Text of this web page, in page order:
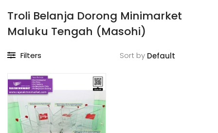
Troli Belanja Dorong Minimarket
Maluku Tengah (Masohi)
Filters Sort by